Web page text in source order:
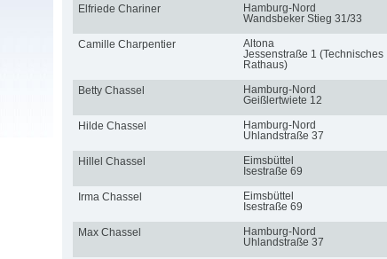
Elfriede Chariner
Hamburg-Nord
Wandsbeker Stieg 31/33
Camille Charpentier
Altona
Jessenstraße 1 (Technisches
Rathaus)
Betty Chassel
Hamburg-Nord
Geißlertwiete 12
Hilde Chassel
Hamburg-Nord
Uhlandstraße 37
Hillel Chassel
Eimsbüttel
Isestraße 69
Irma Chassel
Eimsbüttel
Isestraße 69
Max Chassel
Hamburg-Nord
Uhlandstraße 37